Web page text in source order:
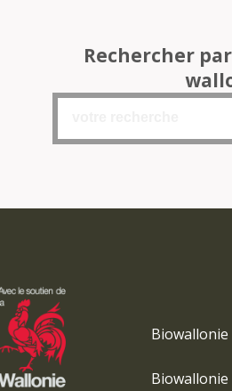
Rechercher
Biowallonie
Biowallonie